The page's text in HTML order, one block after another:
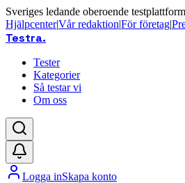
Sveriges ledande oberoende testplattform
Hjälpcenter|Vår redaktion|För företag|
Testra.
Tester
Kategorier
Så testar vi
Om oss
Logga inSkapa konto